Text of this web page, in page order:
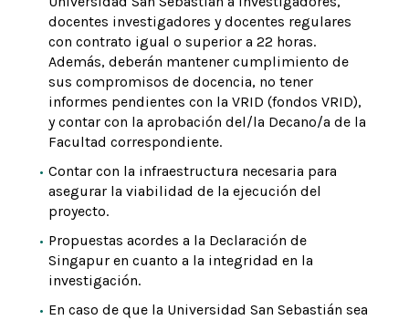
docentes investigadores y docentes regulares
con contrato igual o superior a 22 horas.
Además, deberán mantener cumplimiento de
sus compromisos de docencia, no tener
informes pendientes con la VRID (fondos VRID),
y contar con la aprobación del/la Decano/a de la
Facultad correspondiente.
Contar con la infraestructura necesaria para
asegurar la viabilidad de la ejecución del
proyecto.
Propuestas acordes a la Declaración de
Singapur en cuanto a la integridad en la
investigación.
En caso de que la Universidad San Sebastián sea